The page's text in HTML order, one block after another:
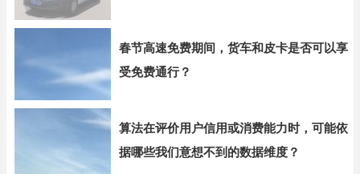
春节高速免费期间，货车和皮卡是否可以享
受免费通行？
算法在评价用户信用或消费能力时，可能依
据哪些我们意想不到的数据维度？